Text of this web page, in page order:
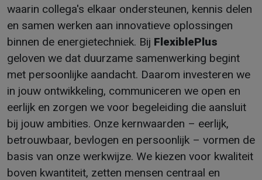
waarin collega's elkaar ondersteunen, kennis delen
en samen werken aan innovatieve oplossingen
binnen de energietechniek. Bij FlexiblePlus
geloven we dat duurzame samenwerking begint
met persoonlijke aandacht. Daarom investeren we
in jouw ontwikkeling, communiceren we open en
eerlijk en zorgen we voor begeleiding die aansluit
bij jouw ambities. Onze kernwaarden – eerlijk,
betrouwbaar, bevlogen en persoonlijk – vormen de
basis van onze werkwijze. We kiezen voor kwaliteit
boven kwantiteit, zetten mensen centraal en